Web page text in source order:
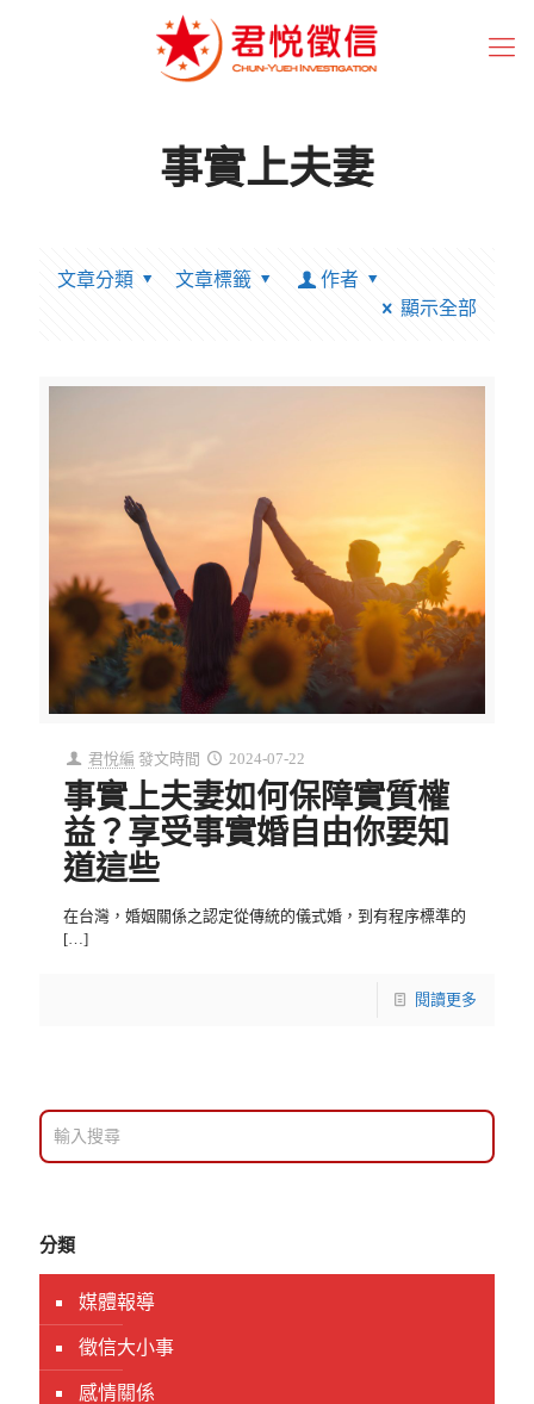
事實上夫妻
文章分類 文章標籤
作者
顯示全部
君悅編 發文時間 2024-07-22
事實上夫妻如何保障實質權
益？享受事實婚自由你要知
道這些
在台灣，婚姻關係之認定從傳統的儀式婚，到有程序標準的
[…]
閱讀更多
分類
媒體報導
徵信大小事
感情關係